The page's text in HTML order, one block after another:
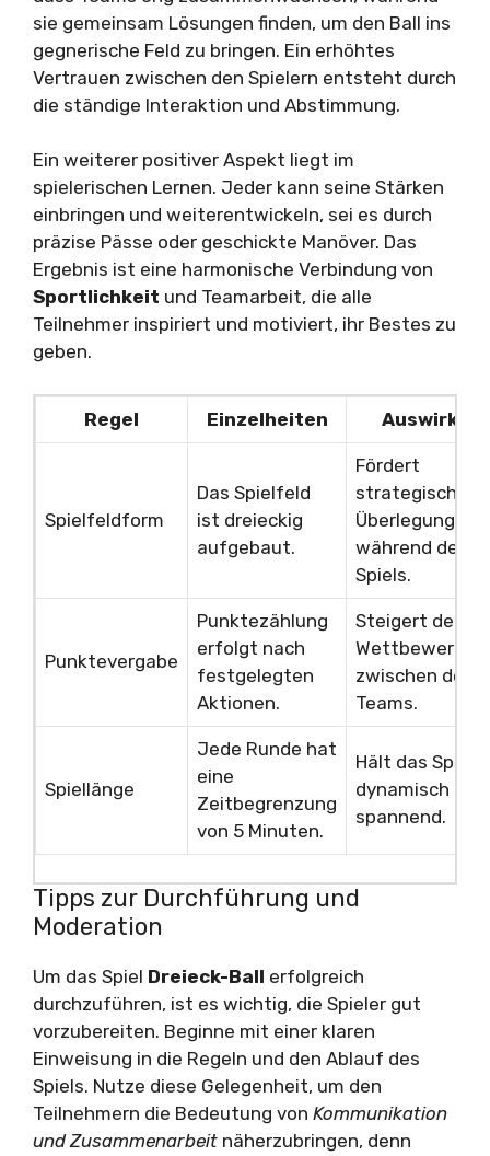
sie gemeinsam Lösungen finden, um den Ball ins
gegnerische Feld zu bringen. Ein erhöhtes
Vertrauen zwischen den Spielern entsteht durch
die ständige Interaktion und Abstimmung.
Ein weiterer positiver Aspekt liegt im
spielerischen Lernen. Jeder kann seine Stärken
einbringen und weiterentwickeln, sei es durch
präzise Pässe oder geschickte Manöver. Das
Ergebnis ist eine harmonische Verbindung von
Sportlichkeit und Teamarbeit, die alle
Teilnehmer inspiriert und motiviert, ihr Bestes zu
geben.
Regel Einzelheiten
Spielfeldform
Das Spielfeld
ist dreieckig
aufgebaut.
Fördert
strategische
Überlegungen
während des
Spiels.
Punktevergabe
Punktezählung
erfolgt nach
festgelegten
Aktionen.
Steigert den
zwischen den
Teams.
Spiellänge
Jede Runde hat
eine
Zeitbegrenzung
von 5 Minuten.
Hält das Spiel
dynamisch und
spannend.
Tipps zur Durchführung und
Moderation
Um das Spiel Dreieck-Ball erfolgreich
durchzuführen, ist es wichtig, die Spieler gut
vorzubereiten. Beginne mit einer klaren
Einweisung in die Regeln und den Ablauf des
Spiels. Nutze diese Gelegenheit, um den
Teilnehmern die Bedeutung von Kommunikation
und Zusammenarbeit näherzubringen, denn